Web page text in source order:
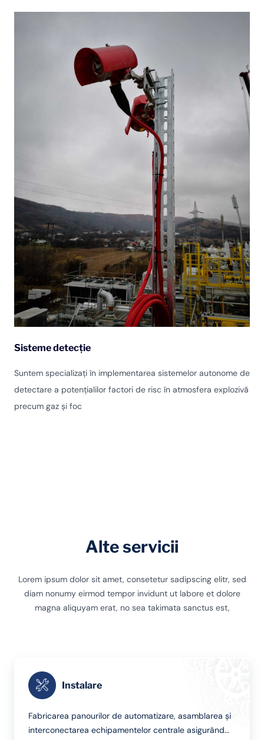
Sisteme detecție
Suntem specializați în implementarea sistemelor autonome de
detectare a potențialilor factori de risc în atmosfera explozivă
precum gaz și foc
Alte servicii
Lorem ipsum dolor sit amet, consetetur sadipscing elitr, sed
diam nonumy eirmod tempor invidunt ut labore et dolore
magna aliquyam erat, no sea takimata sanctus est,
Instalare
Fabricarea panourilor de automatizare, asamblarea și
interconectarea echipamentelor centrale asigurând